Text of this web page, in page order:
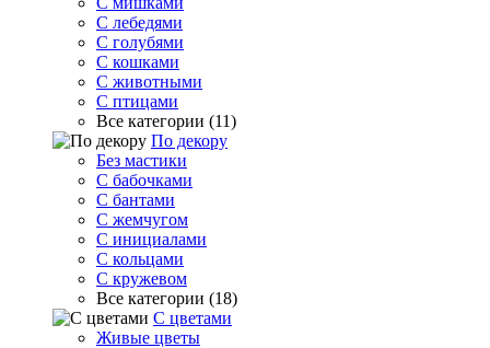
С лебедями
С голубями
С кошками
С животными
С птицами
Все категории (11)
По декору
Без мастики
С бабочками
С бантами
С жемчугом
С инициалами
С кольцами
С кружевом
Все категории (18)
С цветами
Живые цветы